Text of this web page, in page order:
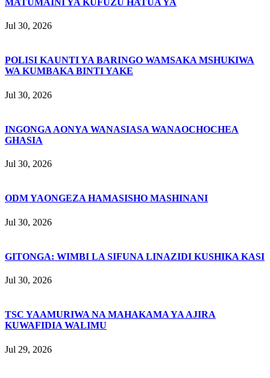
Jul 30, 2026
POLISI KAUNTI YA BARINGO WAMSAKA MSHUKIWA
WA KUMBAKA BINTI YAKE
Jul 30, 2026
INGONGA AONYA WANASIASA WANAOCHOCHEA
GHASIA
Jul 30, 2026
ODM YAONGEZA HAMASISHO MASHINANI
Jul 30, 2026
GITONGA: WIMBI LA SIFUNA LINAZIDI KUSHIKA KASI
Jul 30, 2026
TSC YAAMURIWA NA MAHAKAMA YA AJIRA
KUWAFIDIA WALIMU
Jul 29, 2026